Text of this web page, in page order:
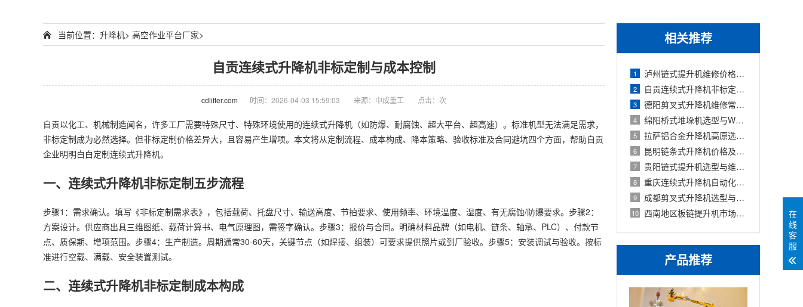
相关推荐
1 泸州链式提升机维修价格与故障代码
2 自贡连续式升降机非标定制与成本控制
3 德阳剪叉式升降机维修常见故障与价格
4 绵阳桥式堆垛机选型与WMS对接
5 拉萨铝合金升降机高原选型与维护
6 昆明链条式升降机价格及选型要点
7 贵阳链式提升机选型与维护指南
8 重庆连续式升降机自动化产线应用
9 成都剪叉式升降机选型与价格指南
10 西南地区板链提升机市场：中成重工服务
产品推荐
当前位置： 升降机> 高空作业平台厂家>
自贡连续式升降机非标定制与成本控制
cdlifter.com 时间：2026-04-03 15:59:03 来源：中成重工 点击： 次
自贡以化工、机械制造闻名，许多工厂需要特殊尺寸、特殊环境使用的连续式升降机 （如防爆、耐腐蚀、超大平台、超高速）。标准机型无法满足需求，
非标定制成为必然选择。但非标定制价格差异大，且容易产生增项。本文将从定制流程、成本构成、降本策略、验收标准及合同避坑四个方面，帮助自贡
企业明明白白定制连续式升降机。
一、连续式升降机非标定制五步流程
步骤1：需求确认。填写《非标定制需求表》，包括载荷、托盘尺寸、输送高度、节拍要求、使用频率、环境温度、湿度、有无腐蚀/防爆要求。步骤2：
方案设计。供应商出具三维图纸、载荷计算书、电气原理图，需签字确认。步骤3：报价与合同。明确材料品牌（如电机、链条、轴承、PLC）、付款节
点、质保期、增项范围。步骤4：生产制造。周期通常30-60天，关键节点（如焊接、组装）可要求提供照片或到厂验收。步骤5：安装调试与验收。按标
准进行空载、满载、安全装置测试。
二、连续式升降机非标定制成本构成
在
线
客
服